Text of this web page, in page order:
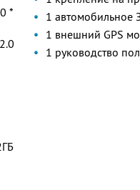
*
1 автомобильное
1 внешний GPS
1 руководство